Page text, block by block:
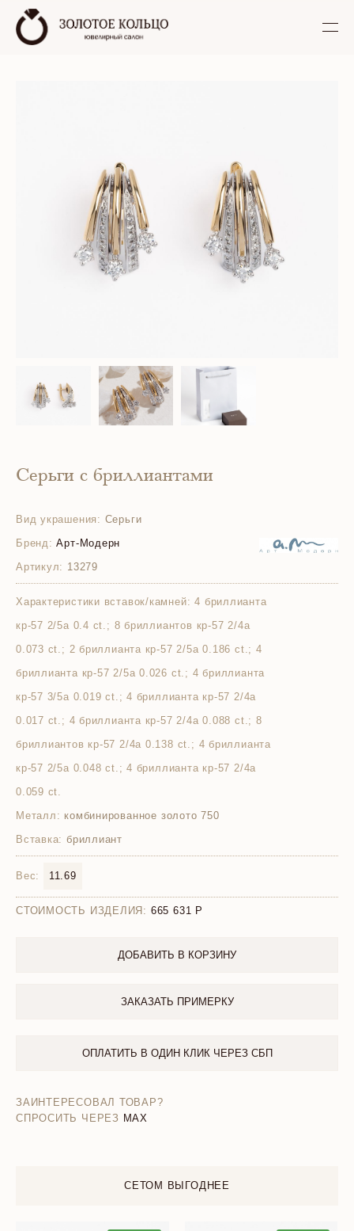
Серьги с бриллиантами
Вид украшения: Серьги
Бренд: Арт-Модерн
Артикул: 13279
Характеристики вставок/камней: 4 бриллианта
кр-57 2/5а 0.4 ct.; 8 бриллиантов кр-57 2/4а
0.073 ct.; 2 бриллианта кр-57 2/5а 0.186 ct.; 4
бриллианта кр-57 2/5а 0.026 ct.; 4 бриллианта
кр-57 3/5а 0.019 ct.; 4 бриллианта кр-57 2/4а
0.017 ct.; 4 бриллианта кр-57 2/4а 0.088 ct.; 8
бриллиантов кр-57 2/4а 0.138 ct.; 4 бриллианта
кр-57 2/5а 0.048 ct.; 4 бриллианта кр-57 2/4а
0.059 ct.
Металл: комбинированное золото 750
Вставка: бриллиант
Вес: 11.69
СТОИМОСТЬ ИЗДЕЛИЯ: 665 631
ДОБАВИТЬ В КОРЗИНУ
ЗАКАЗАТЬ ПРИМЕРКУ
ОПЛАТИТЬ В ОДИН КЛИК ЧЕРЕЗ СБП
ЗАИНТЕРЕСОВАЛ ТОВАР?
СПРОСИТЬ ЧЕРЕЗ MAX
СЕТОМ ВЫГОДНЕЕ